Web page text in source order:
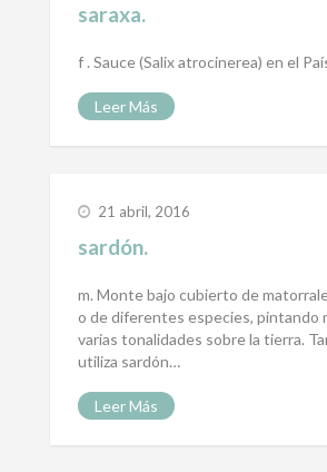
saraxa.
f . Sauce (Salix atrocinerea) en el
Leer Más
21 abril, 2016
sardón.
m. Monte bajo cubierto de
o de diferentes especies, pintando
varias tonalidades sobre la tierra.
utiliza sardón…
Leer Más